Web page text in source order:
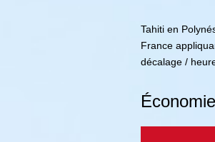
Tahiti en
France
décalage /
Économie